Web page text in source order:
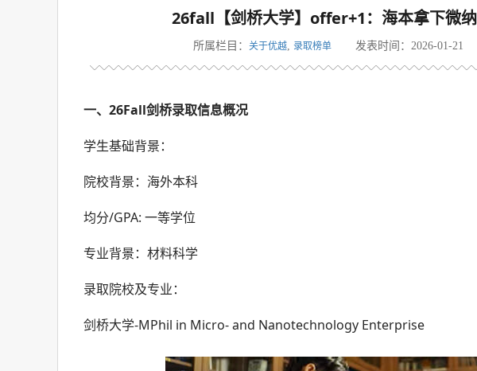
26fall【剑桥大学】offer+1：海本拿下微
所属栏目： 关于优越, 录取榜单 发表时间：2026-01-21
一、26Fall剑桥录取信息概况
学生基础背景：
院校背景：海外本科
均分/GPA: 一等学位
专业背景：材料科学
录取院校及专业：
剑桥大学-MPhil in Micro- and Nanotechnology Enterprise